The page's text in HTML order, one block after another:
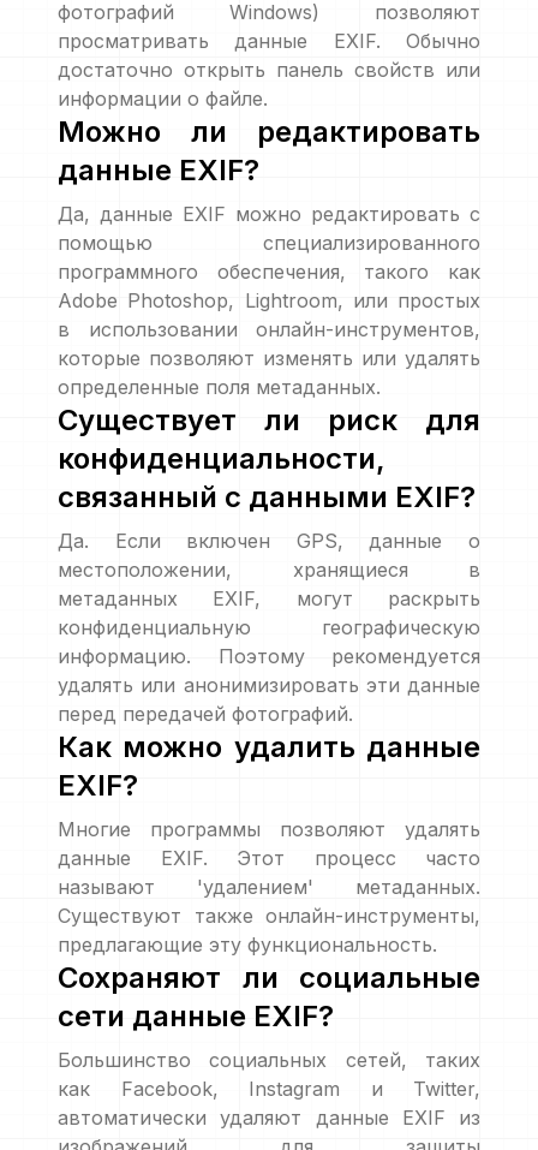
фотографий Windows) позволяют
просматривать данные EXIF. Обычно
достаточно открыть панель свойств или
информации о файле.
Можно ли редактировать
данные EXIF?
Да, данные EXIF можно редактировать с
помощью специализированного
программного обеспечения, такого как
Adobe Photoshop, Lightroom, или простых
в использовании онлайн-инструментов,
которые позволяют изменять или удалять
определенные поля метаданных.
Существует ли риск для
конфиденциальности,
связанный с данными EXIF?
Да. Если включен GPS, данные о
местоположении, хранящиеся в
метаданных EXIF, могут раскрыть
конфиденциальную географическую
информацию. Поэтому рекомендуется
удалять или анонимизировать эти данные
перед передачей фотографий.
Как можно удалить данные
EXIF?
Многие программы позволяют удалять
данные EXIF. Этот процесс часто
называют 'удалением' метаданных.
Существуют также онлайн-инструменты,
предлагающие эту функциональность.
Сохраняют ли социальные
сети данные EXIF?
Большинство социальных сетей, таких
как Facebook, Instagram и Twitter,
автоматически удаляют данные EXIF из